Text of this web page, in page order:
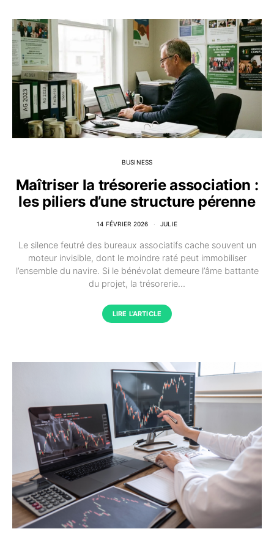
BUSINESS
Maîtriser la trésorerie association :
les piliers d’une structure pérenne
14 FÉVRIER 2026 JULIE
Le silence feutré des bureaux associatifs cache souvent un
moteur invisible, dont le moindre raté peut immobiliser
l’ensemble du navire. Si le bénévolat demeure l’âme battante
du projet, la trésorerie…
LIRE L'ARTICLE